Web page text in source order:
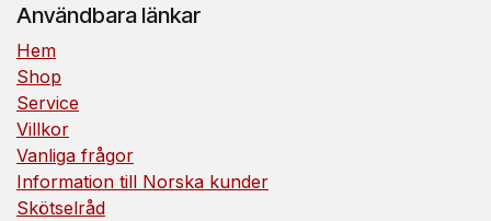
Användbara länkar
Hem
Shop
Service
Villkor
Vanliga frågor
Information till Norska kunder
Skötselråd